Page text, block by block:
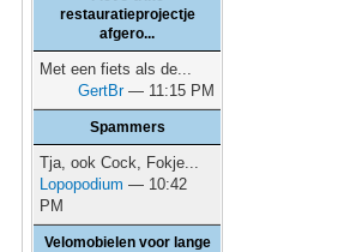
restauratieprojectje
afgero...
Met een fiets als de...
GertBr— 11:15 PM
Spammers
Tja, ook Cock, Fokje...
Lopopodium — 10:42
PM
Velomobielen voor lange